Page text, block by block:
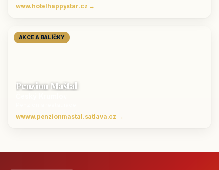
www.hotelhappystar.cz →
AKCE A BALÍČKY
Penzion Maštal
wwww.penzionmastal.satlava.cz →